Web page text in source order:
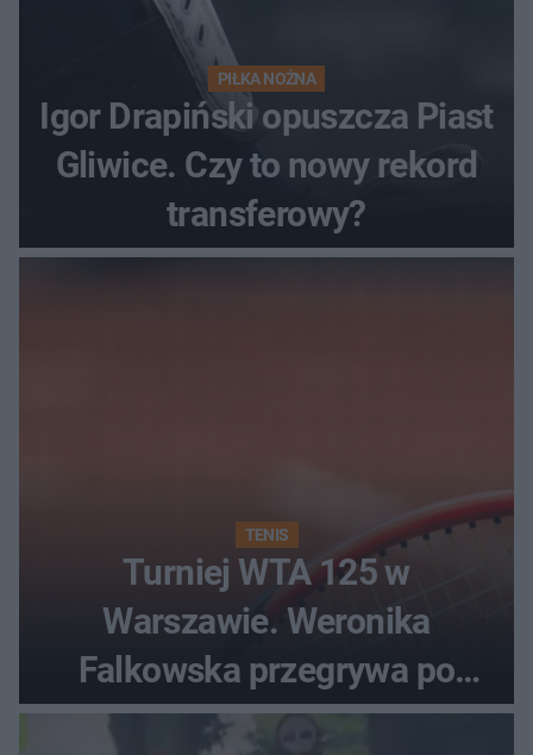
PIŁKA NOŻNA
Igor Drapiński opuszcza Piast
Gliwice. Czy to nowy rekord
transferowy?
TENIS
Turniej WTA 125 w
Warszawie. Weronika
Falkowska przegrywa po
zaciętym boju